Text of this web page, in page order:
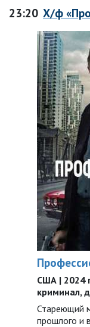
23:20 Х/ф
США | 2024
криминал,
Стареющий
прошлого и